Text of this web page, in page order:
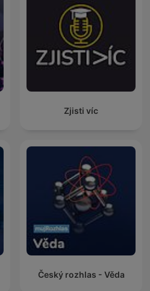
Zjisti víc
Český rozhlas - Věda